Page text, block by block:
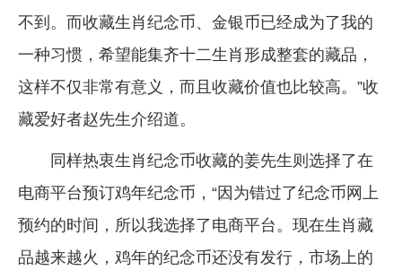
不到。而收藏生肖纪念币、金银币已经成为了我的
一种习惯，希望能集齐十二生肖形成整套的藏品，
这样不仅非常有意义，而且收藏价值也比较高。”收
藏爱好者赵先生介绍道。
同样热衷生肖纪念币收藏的姜先生则选择了在
电商平台预订鸡年纪念币，“因为错过了纪念币网上
预约的时间，所以我选择了电商平台。现在生肖藏
品越来越火，鸡年的纪念币还没有发行，市场上的